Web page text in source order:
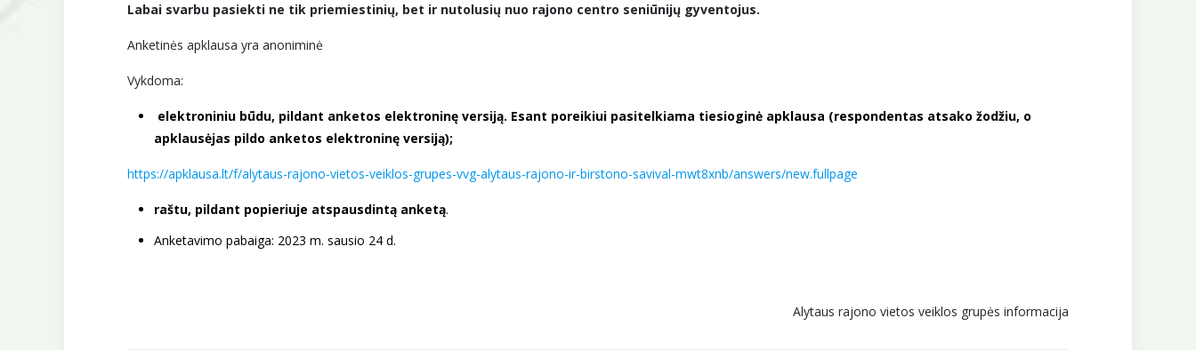
Labai svarbu pasiekti ne tik priemiestinių, bet ir nutolusių nuo rajono centro seniūnijų gyventojus.
Anketinės apklausa yra anoniminė
Vykdoma:
elektroniniu būdu, pildant anketos elektroninę versiją. Esant poreikiui pasitelkiama tiesioginė apklausa (respondentas atsako žodžiu, o
apklausėjas pildo anketos elektroninę versiją);
https://apklausa.lt/f/alytaus-rajono-vietos-veiklos-grupes-vvg-alytaus-rajono-ir-birstono-savival-mwt8xnb/answers/new.fullpage
raštu, pildant popieriuje atspausdintą anketą.
Anketavimo pabaiga: 2023 m. sausio 24 d.
Alytaus rajono vietos veiklos grupės informacija